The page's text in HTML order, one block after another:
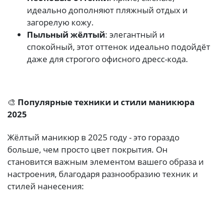
идеально дополняют пляжный отдых и
загорелую кожу.
Пыльный жёлтый: элегантный и
спокойный, этот оттенок идеально подойдёт
даже для строгого офисного дресс-кода.
🎨 Популярные техники и стили маникюра
2025
Жёлтый маникюр в 2025 году - это гораздо
больше, чем просто цвет покрытия. Он
становится важным элементом вашего образа и
настроения, благодаря разнообразию техник и
стилей нанесения: